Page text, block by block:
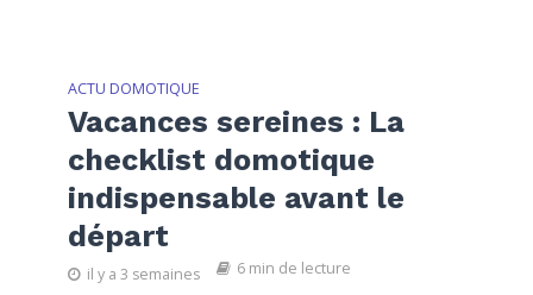
ACTU DOMOTIQUE
Vacances sereines : La
checklist domotique
indispensable avant le
départ
il y a 3 semaines 6 min de lecture